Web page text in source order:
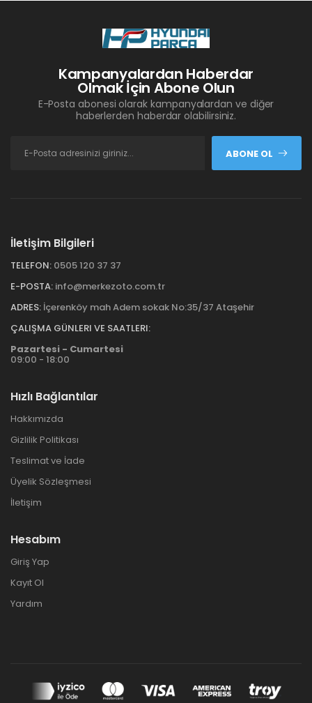
Kampanyalardan Haberdar
Olmak İçin Abone Olun
E-Posta abonesi olarak kampanyalardan ve diğer
haberlerden haberdar olabilirsiniz.
ABONE OL
İletişim Bilgileri
TELEFON: 0505 120 37 37
E-POSTA: info@merkezoto.com.tr
ADRES: İçerenköy mah Adem sokak No:35/37 Ataşehir
ÇALIŞMA GÜNLERI VE SAATLERI:
Pazartesi - Cumartesi
09:00 - 18:00
Hızlı Bağlantılar
Hakkımızda
Gizlilik Politikası
Teslimat ve İade
Üyelik Sözleşmesi
İletişim
Hesabım
Giriş Yap
Kayıt Ol
Yardım